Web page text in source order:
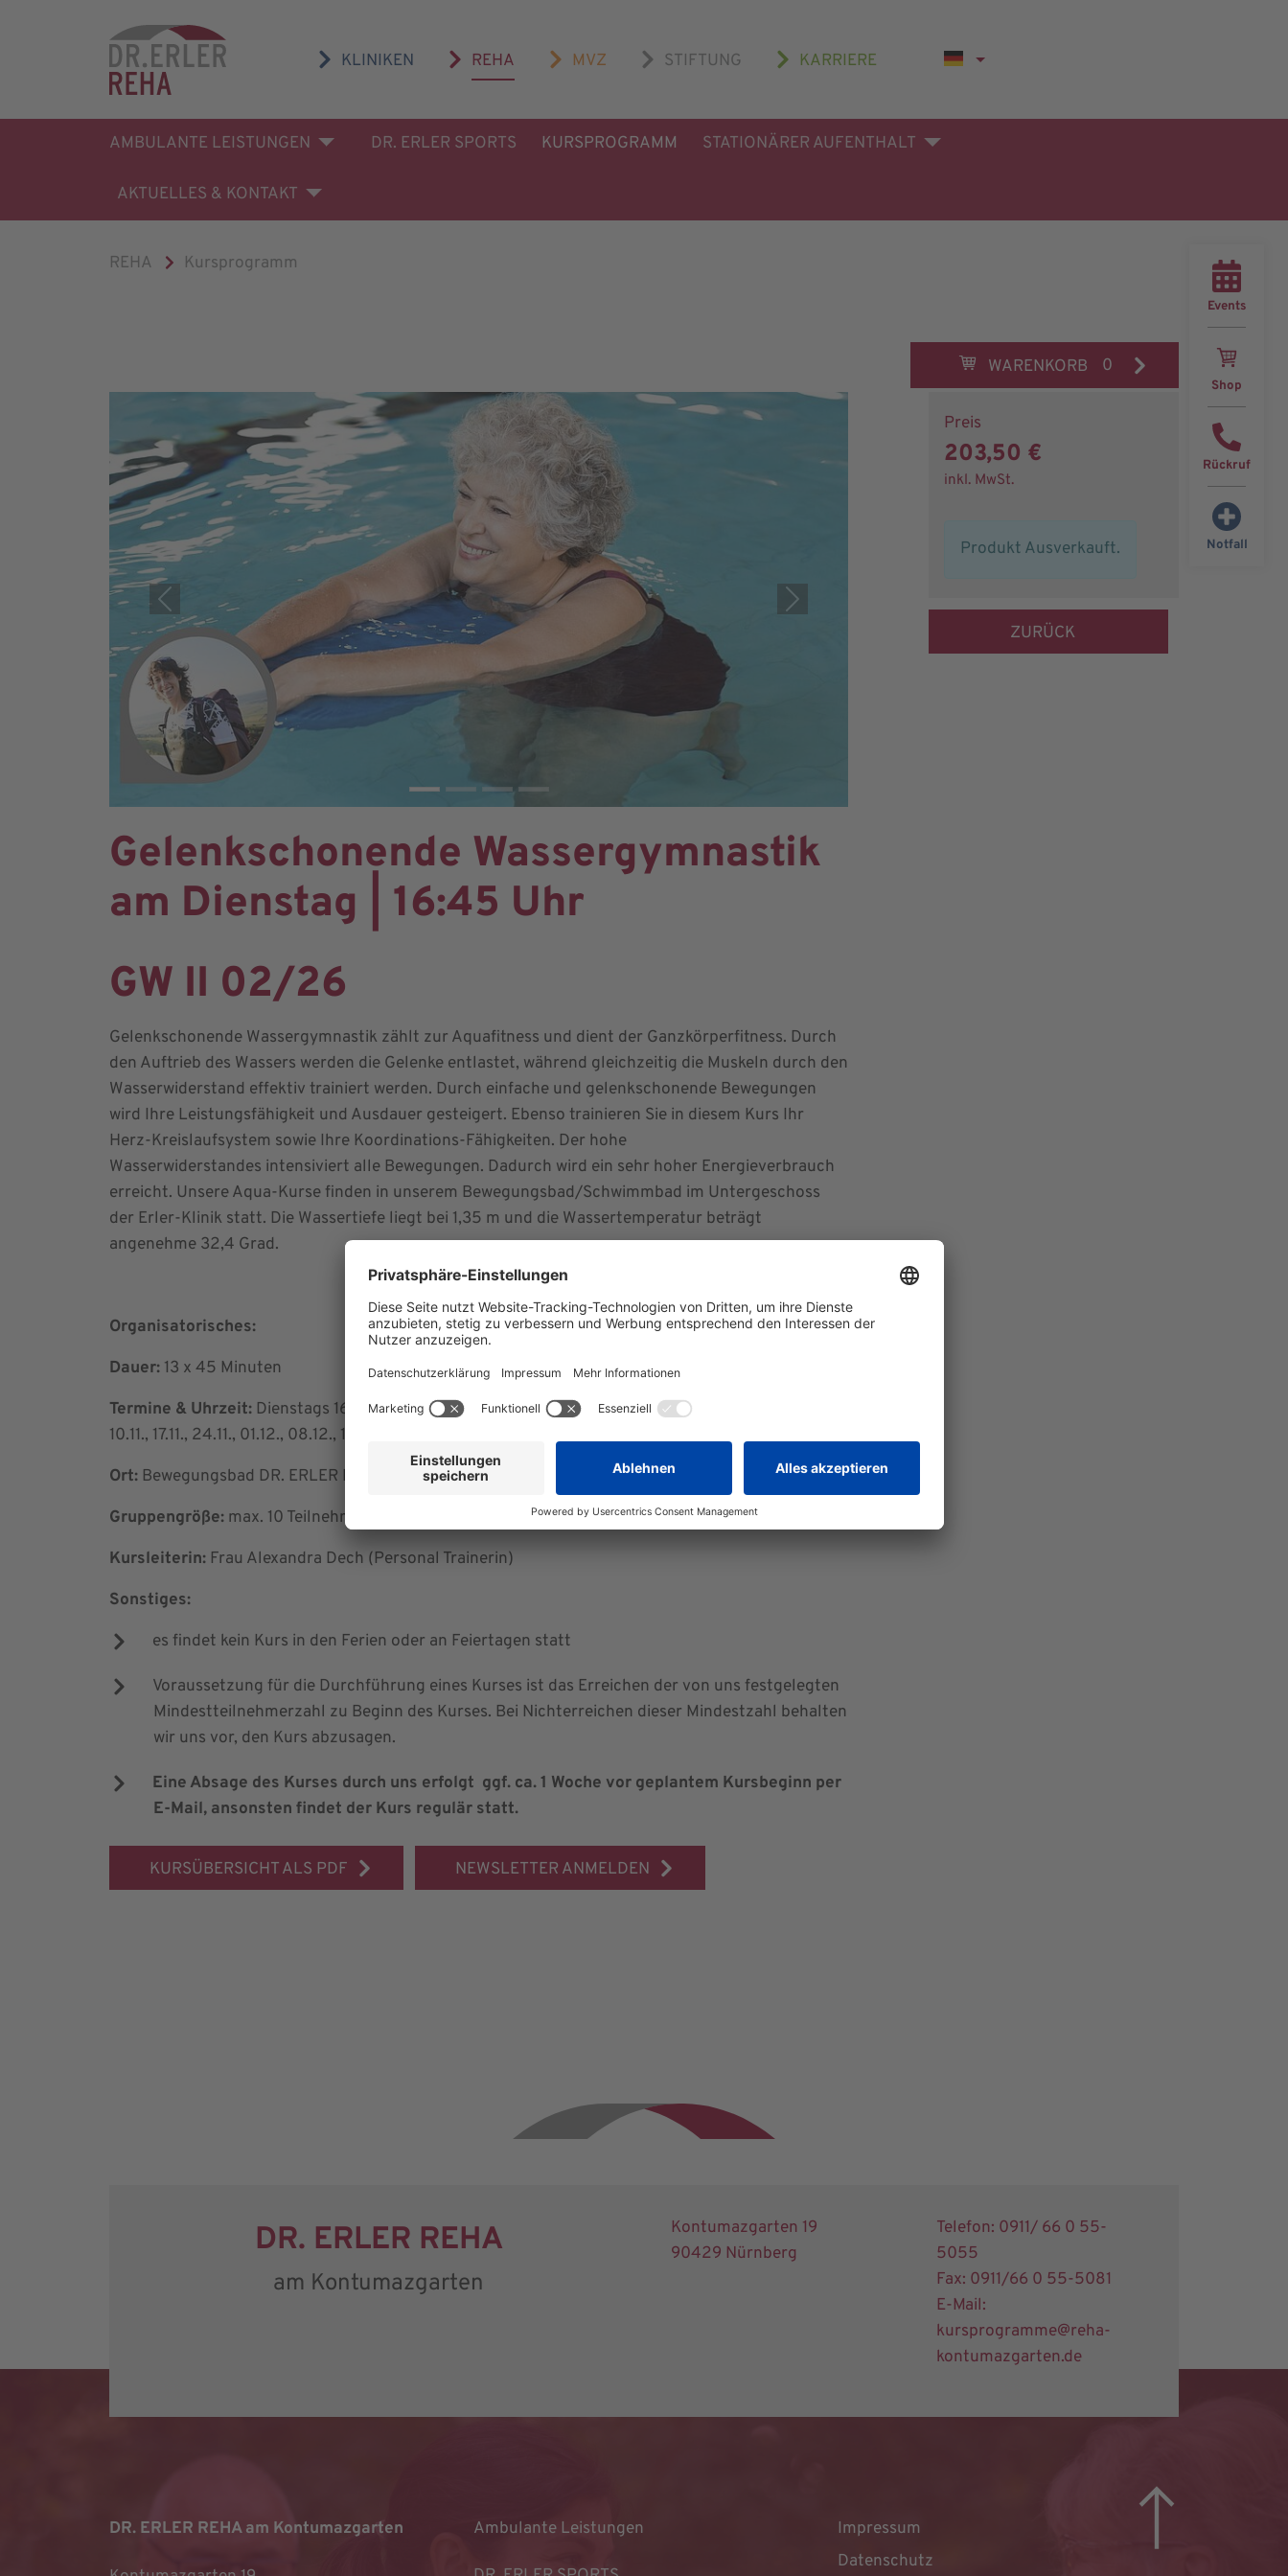
KLINIKEN REHA MVZ STIFTUNG KARRIERE
AMBULANTE LEISTUNGEN DR. ERLER SPORTS KURSPROGRAMM STATIONÄRER AUFENTHALT
AKTUELLES & KONTAKT
Events
Shop
Rückruf
Notfall
REHA Kursprogramm
WARENKORB 0
Previous Next
Gelenkschonende Wassergymnastik
am Dienstag | 16:45 Uhr
GW II 02/26
Gelenkschonende Wassergymnastik zählt zur Aquafitness und dient der Ganzkörperfitness. Durch
den Auftrieb des Wassers werden die Gelenke entlastet, während gleichzeitig die Muskeln durch den
Wasserwiderstand effektiv trainiert werden. Durch einfache und gelenkschonende Bewegungen
wird Ihre Leistungsfähigkeit und Ausdauer gesteigert. Ebenso trainieren Sie in diesem Kurs Ihr
Herz-Kreislaufsystem sowie Ihre Koordinations-Fähigkeiten. Der hohe
Wasserwiderstandes intensiviert alle Bewegungen. Dadurch wird ein sehr hoher Energieverbrauch
erreicht. Unsere Aqua-Kurse finden in unserem Bewegungsbad/Schwimmbad im Untergeschoss
der Erler-Klinik statt. Die Wassertiefe liegt bei 1,35 m und die Wassertemperatur beträgt
angenehme 32,4 Grad.
Organisatorisches:
Dauer: 13 x 45 Minuten
Termine & Uhrzeit: Dienstags 16:45 – 17:30 Uhr (15.09., 22.09., 29.09., 06.10., 13.10., 20.10., 27.10.,
10.11., 17.11., 24.11., 01.12., 08.12., 15.12.)
Ort: Bewegungsbad DR. ERLER KLINIKEN | Kontumazgarten 4-19 | 90429 Nürnberg
Gruppengröße: max. 10 Teilnehmer
Kursleiterin: Frau Alexandra Dech (Personal Trainerin)
Sonstiges:
es findet kein Kurs in den Ferien oder an Feiertagen statt
Voraussetzung für die Durchführung eines Kurses ist das Erreichen der von uns festgelegten
Mindestteilnehmerzahl zu Beginn des Kurses. Bei Nichterreichen dieser Mindestzahl behalten
wir uns vor, den Kurs abzusagen.
Eine Absage des Kurses durch uns erfolgt ggf. ca. 1 Woche vor geplantem Kursbeginn per
E-Mail, ansonsten findet der Kurs regulär statt.
KURSÜBERSICHT ALS PDF NEWSLETTER ANMELDEN
Preis
203,50 €
inkl. MwSt.
Produkt Ausverkauft.
ZURÜCK
DR. ERLER REHA
am Kontumazgarten
Kontumazgarten 19
90429 Nürnberg
Telefon: 0911/ 66 0 55-
5055
Fax: 0911/66 0 55-5081
E-Mail:
kursprogramme@reha-
kontumazgarten.de
DR. ERLER REHA am Kontumazgarten Ambulante Leistungen
Impressum
Datenschutz